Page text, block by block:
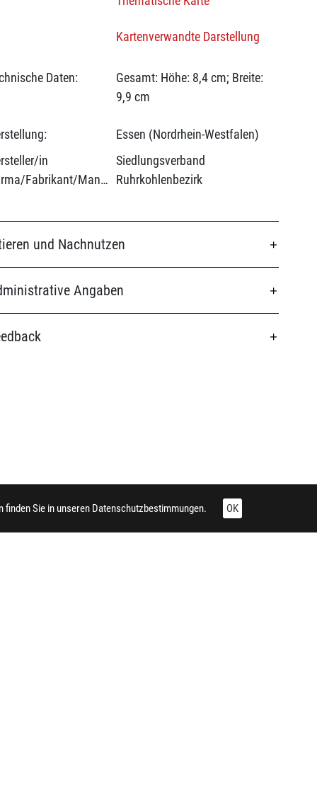
Kartenverwandte Darstellung
Daten:
Gesamt: Höhe: 8,4 cm; Breite:
9,9 cm
Essen (Nordrhein-Westfalen)
in
(Firma/Fabrikant/Manufaktur):
Siedlungsverband
Ruhrkohlenbezirk
und Nachnutzen
Angaben
finden Sie in unseren Datenschutzbestimmungen. OK